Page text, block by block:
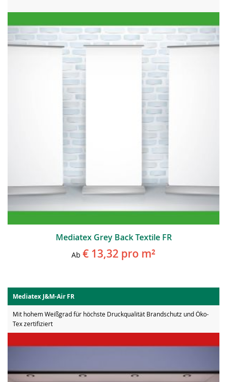
Mediatex Grey Back Textile FR
Ab € 13,32 pro m²
Mediatex J&M-Air FR
Mit hohem Weißgrad für höchste Druckqualität Brandschutz und Öko-
Tex zertifiziert